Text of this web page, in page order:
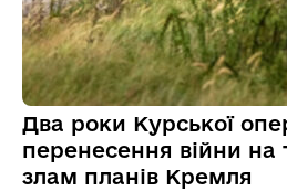
Два роки Курської
перенесення війни на
злам планів Кремля